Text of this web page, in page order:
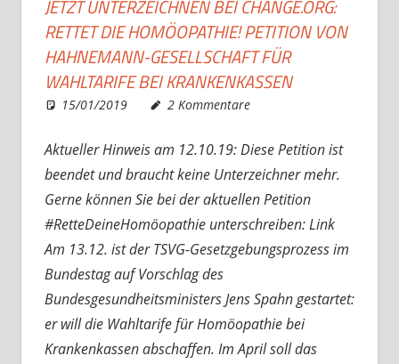
JETZT UNTERZEICHNEN BEI CHANGE.ORG:
RETTET DIE HOMÖOPATHIE! PETITION VON
HAHNEMANN-GESELLSCHAFT FÜR
WAHLTARIFE BEI KRANKENKASSEN
15/01/2019 Christian J. Becker
Allgemein
2 Kommentare
Aktueller Hinweis am 12.10.19: Diese Petition ist
beendet und braucht keine Unterzeichner mehr.
Gerne können Sie bei der aktuellen Petition
#RetteDeineHomöopathie unterschreiben: Link
Am 13.12. ist der TSVG-Gesetzgebungsprozess im
Bundestag auf Vorschlag des
Bundesgesundheitsministers Jens Spahn gestartet:
er will die Wahltarife für Homöopathie bei
Krankenkassen abschaffen. Im April soll das